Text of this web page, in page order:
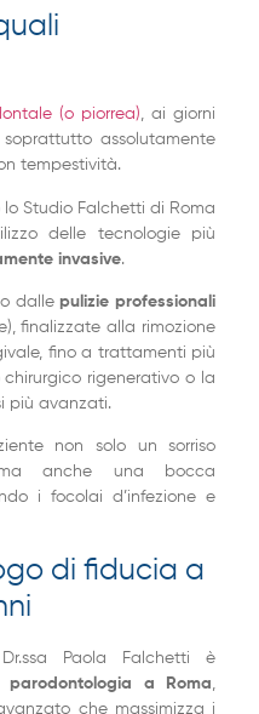
(o piorrea), ai giorni
assolutamente
tempestività.
lo Studio Falchetti di Roma
delle tecnologie più
invasive.
dallepulizie professionali
finalizzate alla rimozione
fino a trattamenti più
rigenerativo o la
più avanzati.
non solo un sorriso
ma anche una bocca
i focolai d’infezione e
di fiducia a
Paola Falchetti è
a Roma,
che massimizza i